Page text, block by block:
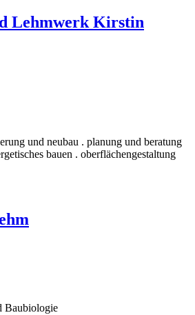
Lehmwerk Kirstin
und neubau . planung und beratung
bauen . oberflächengestaltung
Baubiologie